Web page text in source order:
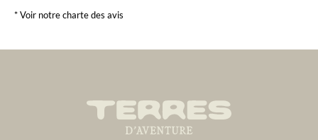
* Voir notre charte des avis